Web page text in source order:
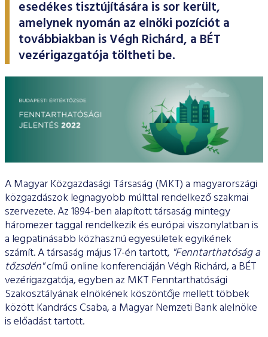
ESG Útmutató
esedékes tisztújítására is sor került,
amelynek nyomán az elnöki pozíciót a
továbbiakban is Végh Richárd, a BÉT
vezérigazgatója töltheti be.
A Magyar Közgazdasági Társaság (MKT) a magyarországi
közgazdászok legnagyobb múlttal rendelkező szakmai
szervezete. Az 1894-ben alapított társaság mintegy
háromezer taggal rendelkezik és európai viszonylatban is
a legpatinásabb közhasznú egyesületek egyikének
számít. A társaság május 17-én tartott, "Fenntarthatóság a
tőzsdén"című online konferenciáján Végh Richárd, a BÉT
vezérigazgatója, egyben az MKT Fenntarthatósági
Szakosztályának elnökének köszöntője mellett többek
között Kandrács Csaba, a Magyar Nemzeti Bank alelnöke
is előadást tartott.